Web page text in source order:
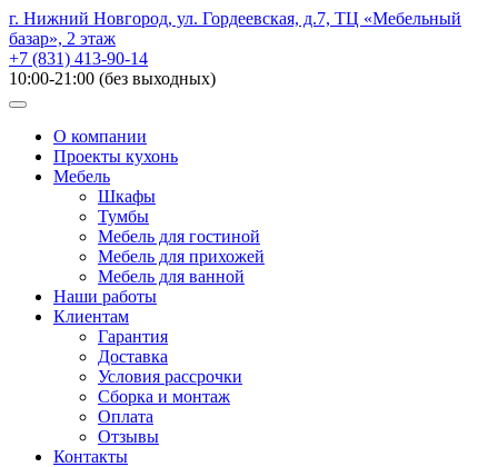
г. Нижний Новгород, ул. Гордеевская, д.7, ТЦ «Мебельный
базар», 2 этаж
+7 (831) 413-90-14
10:00-21:00 (без выходных)
О компании
Проекты кухонь
Мебель
Шкафы
Тумбы
Мебель для гостиной
Мебель для прихожей
Мебель для ванной
Наши работы
Клиентам
Гарантия
Доставка
Условия рассрочки
Сборка и монтаж
Оплата
Отзывы
Контакты